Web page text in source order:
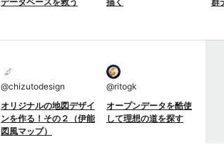
@chizutodesign
オリジナルの地図デザイ
ンを作る！その２（伊能
図風マップ）
@ritogk
オープンデータを酷使
して理想の道を探す